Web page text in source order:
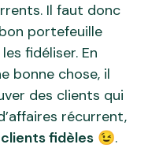
Il faut donc
portefeuille
fidéliser. En
bonne chose, il
des clients qui
récurrent,
clients fidèles 😉.